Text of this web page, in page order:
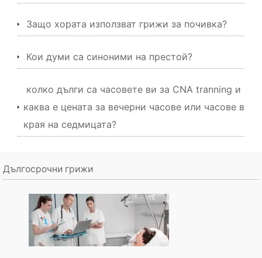
Защо хората използват грижи за почивка?
Кои думи са синоними на престой?
колко дълги са часовете ви за CNA tranning и
каква е цената за вечерни часове или часове в
края на седмицата?
Дългосрочни грижи